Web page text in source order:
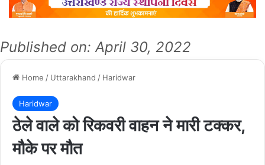
Published on: April 30, 2022
Home / Uttarakhand / Haridwar
Haridwar
ठेले वाले को रिकवरी वाहन ने मारी टक्कर,
मौके पर मौत